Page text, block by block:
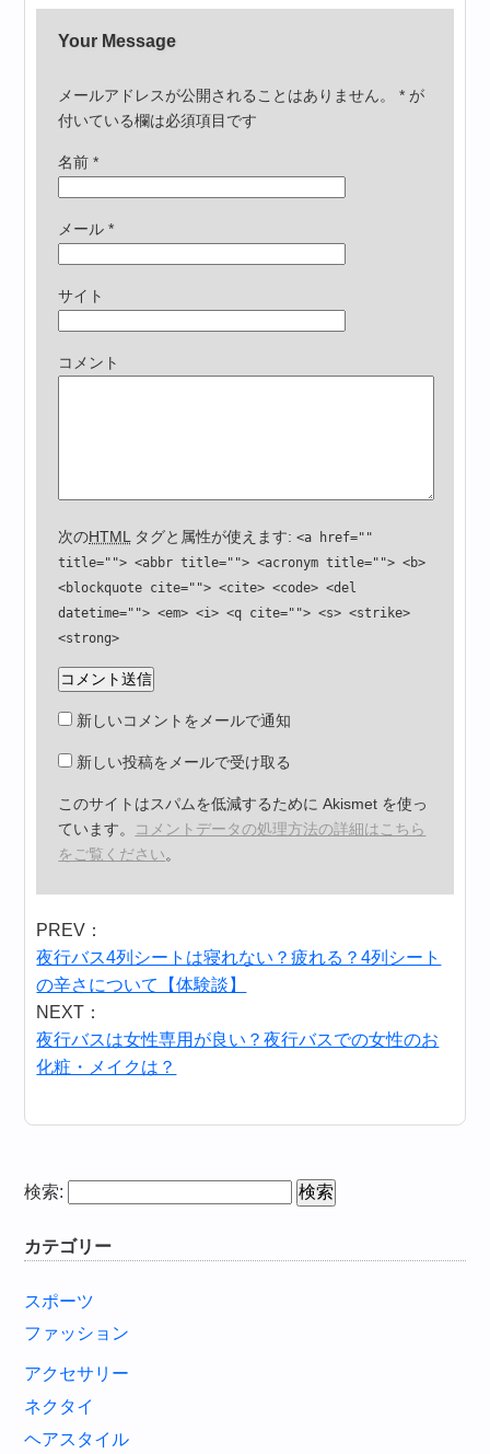
Your Message
メールアドレスが公開されることはありません。 * が
付いている欄は必須項目です
名前*
メール*
サイト
コメント
次のHTML タグと属性が使えます:<a href=""
title=""> <abbr title=""> <acronym title=""> <b>
<blockquote cite=""> <cite> <code> <del
datetime=""> <em> <i> <q cite=""> <s> <strike>
<strong>
新しいコメントをメールで通知
新しい投稿をメールで受け取る
このサイトはスパムを低減するために Akismet を使っ
ています。 コメントデータの処理方法の詳細はこちら
をご覧ください。
PREV：
夜行バス4列シートは寝れない？疲れる？4列シート
の辛さについて【体験談】
NEXT：
夜行バスは女性専用が良い？夜行バスでの女性のお
化粧・メイクは？
検索:
カテゴリー
スポーツ
ファッション
アクセサリー
ネクタイ
ヘアスタイル